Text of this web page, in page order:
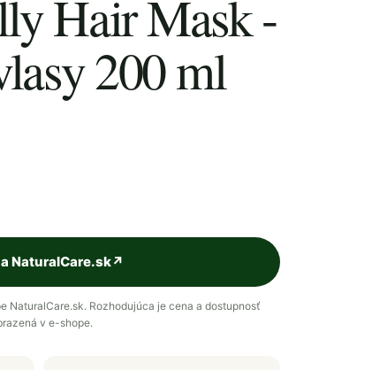
Hair Mask -
200 ml
NaturalCare.sk↗
NaturalCare.sk. Rozhodujúca je cena a dostupnosť
v e-shope.